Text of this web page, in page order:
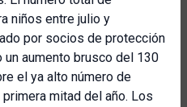
niños entre julio y
por socios de protección
aumento brusco del 130
el ya alto número de
mitad del año. Los